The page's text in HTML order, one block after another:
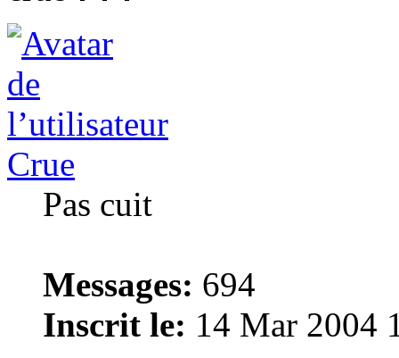
Crue
Pas cuit
Messages: 694
Inscrit le: 14 Mar 2004